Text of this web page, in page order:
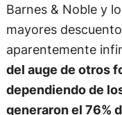
Barnes & Noble y
mayores
aparentemente
del auge de otros
dependiendo de
generaron el 76%